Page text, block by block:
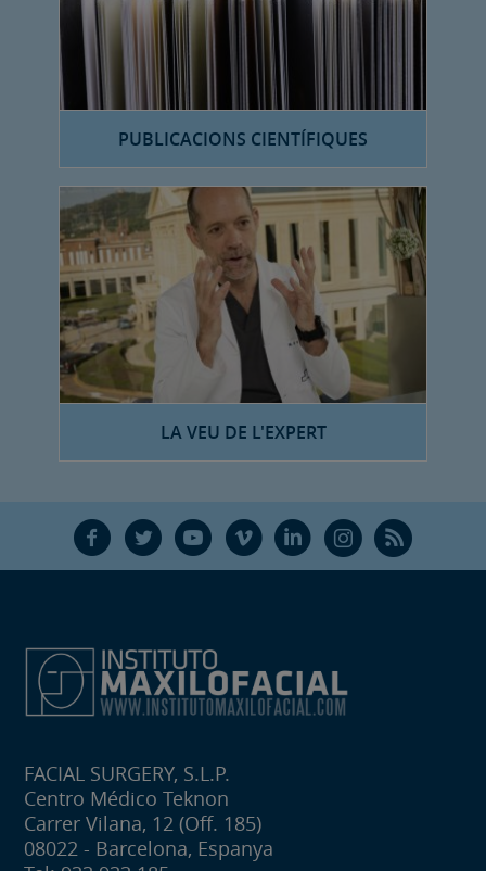
PUBLICACIONS CIENTÍFIQUES
LA VEU DE L'EXPERT
F T Y V L Ñ R
FACIAL SURGERY, S.L.P.
Centro Médico Teknon
Carrer Vilana, 12 (Off. 185)
08022 - Barcelona, Espanya